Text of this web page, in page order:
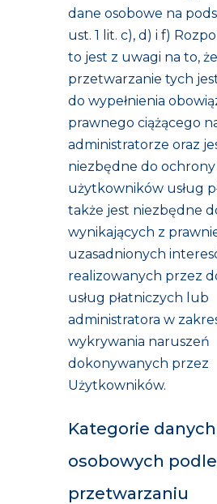
dane osobowe na
ust. 1 lit. c), d) i f)
to jest z uwagi na to, że
przetwarzanie tych
do wypełnienia
prawnego ciążącego
administratorze oraz
niezbędne do
użytkowników usług
także jest niezbędne
wynikających z
uzasadnionych
realizowanych przez
usług płatniczych lub
administratora w
wykrywania naruszeń
dokonywanych przez
Użytkowników.
Kategorie danych
osobowych
przetwarzaniu